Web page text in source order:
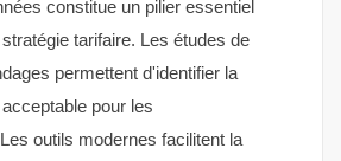
constitue un pilier essentiel
tarifaire. Les études de
permettent d'identifier la
pour les
outils modernes facilitent la